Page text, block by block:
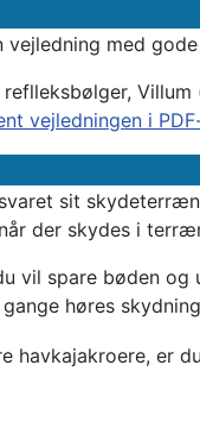
vejledning med
vejledningen i
sit
der skydes i
vil spare bøden og
høres
havkajakroere, er